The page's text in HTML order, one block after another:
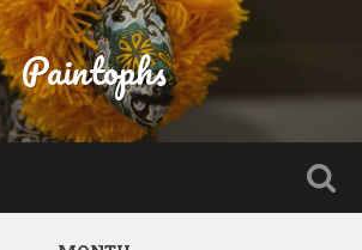
Paintophs